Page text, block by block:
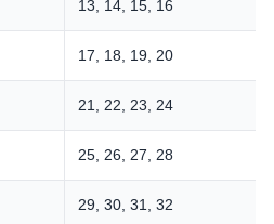
13, 14, 15, 16
17, 18, 19, 20
21, 22, 23, 24
25, 26, 27, 28
29, 30, 31, 32